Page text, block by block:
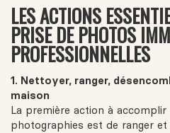
LES ACTIONS
PRISE DE PHOTOS
PROFESSIONNELLES
1. Nettoyer, ranger,
maison
La première action à
photographies est de ranger